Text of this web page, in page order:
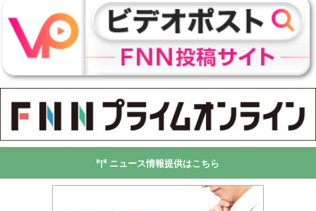
ニュース情報提供はこちら